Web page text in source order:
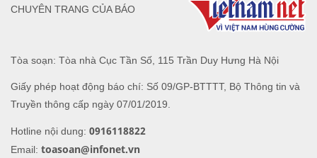
Tòa soạn: Tòa nhà Cục Tần Số, 115 Trần Duy Hưng Hà Nội
Giấy phép hoạt động báo chí: Số 09/GP-BTTTT, Bộ Thông tin và
Truyền thông cấp ngày 07/01/2019.
Hotline nội dung: 0916118822
Email: toasoan@infonet.vn
CHUYÊN TRANG CỦA BÁO